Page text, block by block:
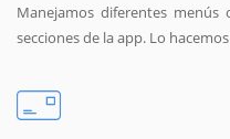
Manejamos diferentes
secciones de la app. Lo